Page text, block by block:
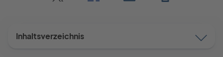
Inhaltsverzeichnis